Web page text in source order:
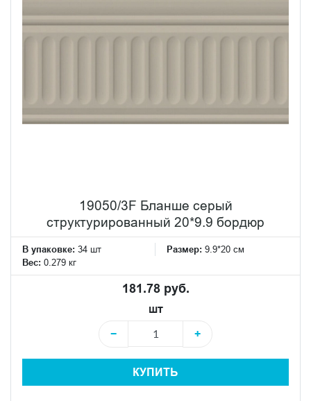
19050/3F Бланше серый
структурированный 20*9.9 бордюр
В упаковке: 34 шт Размер: 9.9*20 см
Вес: 0.279 кг
181.78 руб.
шт
−
+
КУПИТЬ